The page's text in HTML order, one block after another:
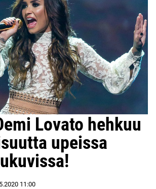
Lovato hehkuu
upeissa
11:00